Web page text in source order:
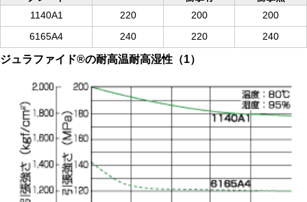
1140A1
220 200
200
6165A4
240 220 240
ジュラファイド®の耐高温耐高湿性（1）